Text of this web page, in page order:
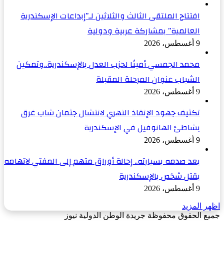
افتتاح الملتقى الثالث والثلاثين لـ”إبداعات الإسكندرية
العالمية” بمشاركة عربية ودولية
9 أغسطس، 2026
محمد الجمسي أمينًا لحزب العدل بالإسكندرية..وتمكين
الشباب عنوان المرحلة المقبلة
9 أغسطس، 2026
تكثيف جهود الإنقاذ النهري لانتشال جثمان شاب غرق
بشاطئ الهانوفيل في الإسكندرية
9 أغسطس، 2026
بعد صدمه بسيارته.. إحالة أوراق متهم إلى المفتي لاتهامه
بقتل شخص بالإسكندرية
9 أغسطس، 2026
اظهر المزيد
جميع الحقوق محفوظة جريدة الوطن الدولية نيوز